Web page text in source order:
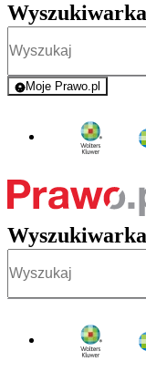
Wyszukiwarka
Moje Prawo.pl
- rejestracja i
Wyszukiwarka